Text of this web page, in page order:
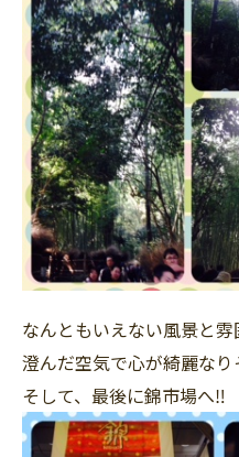
なんともいえない風景と
澄んだ空気で心が綺麗な
そして、最後に錦市場へ‼︎